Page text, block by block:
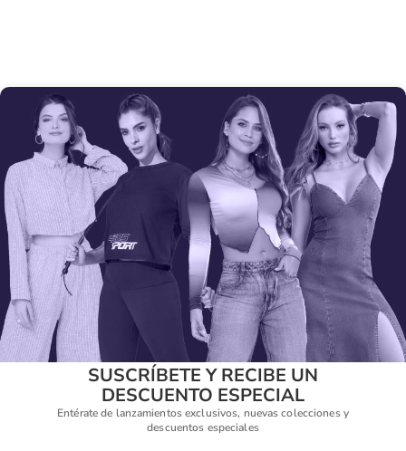
SUSCRÍBETE Y RECIBE UN
DESCUENTO ESPECIAL
Entérate de lanzamientos exclusivos, nuevas colecciones y
descuentos especiales